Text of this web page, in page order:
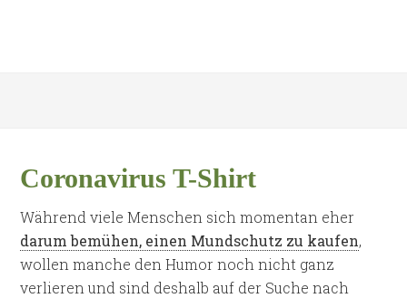
Coronavirus T-Shirt
Während viele Menschen sich momentan eher
darum bemühen, einen Mundschutz zu kaufen,
wollen manche den Humor noch nicht ganz
verlieren und sind deshalb auf der Suche nach